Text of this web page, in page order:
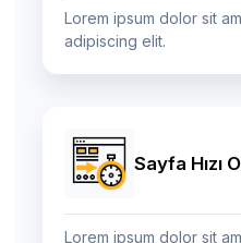
Lorem ipsum dolor sit
adipiscing elit.
Sayfa Hızı
Lorem ipsum dolor sit